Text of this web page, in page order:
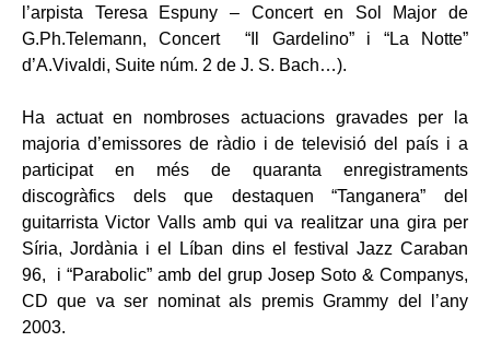
l’arpista Teresa Espuny – Concert en Sol Major de
G.Ph.Telemann, Concert “Il Gardelino” i “La Notte”
d’A.Vivaldi, Suite núm. 2 de J. S. Bach…).
Ha actuat en nombroses actuacions gravades per la
majoria d’emissores de ràdio i de televisió del país i a
participat en més de quaranta enregistraments
discogràfics dels que destaquen “Tanganera” del
guitarrista Victor Valls amb qui va realitzar una gira per
Síria, Jordània i el Líban dins el festival Jazz Caraban
96, i “Parabolic” amb del grup Josep Soto & Companys,
CD que va ser nominat als premis Grammy del l’any
2003.